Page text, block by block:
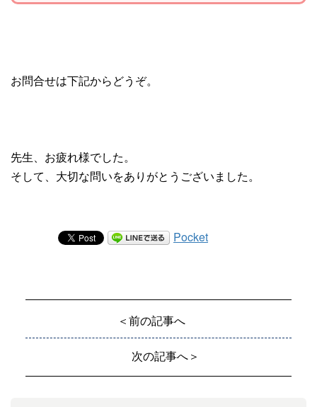
お問合せは下記からどうぞ。
先生、お疲れ様でした。
そして、大切な問いをありがとうございました。
Pocket
＜前の記事へ
次の記事へ＞